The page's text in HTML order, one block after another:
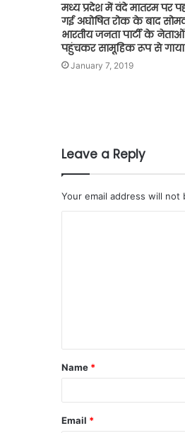
मध्य प्रदेश में वंदे मातरम पर
गई अघोषित रोक के बाद
भारतीय जनता पार्टी के
पहुंचकर सामूहिक रूप से
January 7, 2019
Leave a Reply
Your email address will not
Name *
Email *